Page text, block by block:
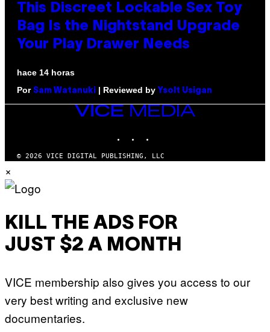
This Discreet Lockable Sex Toy
Bag Is the Nightstand Upgrade
Your Play Drawer Needs
hace 14 horas
Por Sam Watanuki | Reviewed by Ysolt Usigan
VICE
MEDIA
© 2026 VICE DIGITAL PUBLISHING, LLC
×
KILL THE ADS FOR
JUST $2 A MONTH
VICE membership also gives you access to our
very best writing and exclusive new
documentaries.